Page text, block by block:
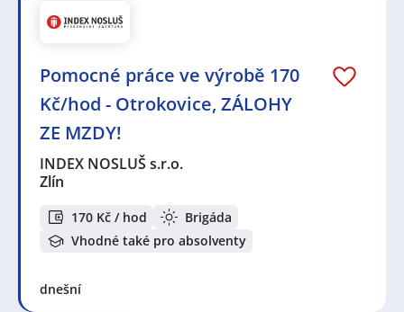
Pomocné práce ve výrobě 170
Kč/hod - Otrokovice, ZÁLOHY
ZE MZDY!
INDEX NOSLUŠ s.r.o.
Zlín
170 Kč / hod
Brigáda
Vhodné také pro absolventy
dnešní